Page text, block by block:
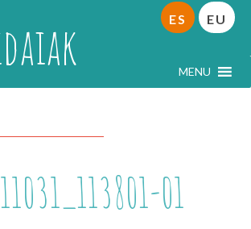
MENU
ES EU
01